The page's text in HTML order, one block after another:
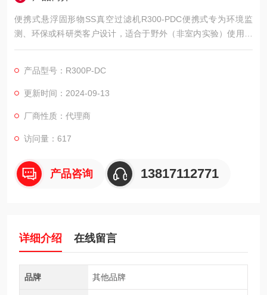
便携式悬浮固形物SS真空过滤机R300-PDC便携式专为环境监
测、环保或科研类客户设计，适合于野外（非室内实验）使用的
抽滤装置，专业的地表水采样过滤产品。采用直流电源，可以直
搭电线来连接蓄电池电瓶。抽滤瓶部分采用轻便、耐摔的聚醚砜
材质制造，便于运输。
产品型号：R300P-DC
更新时间：2024-09-13
厂商性质：代理商
访问量：617
产品咨询 13817112771
详细介绍 在线留言
品牌 其他品牌